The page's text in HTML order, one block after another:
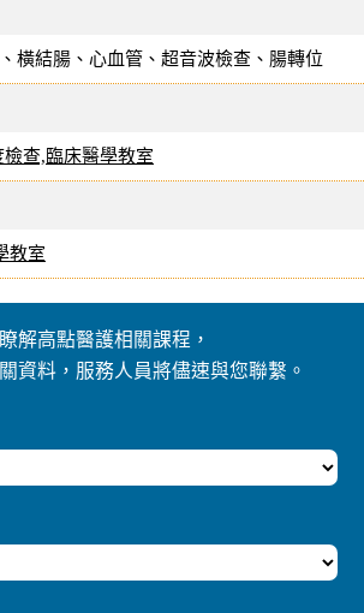
橫結腸、心血管、超音波檢查、腸轉位
查,臨床醫學教室
教室
解高點醫護相關課程，
資料，服務人員將儘速與您聯繫。